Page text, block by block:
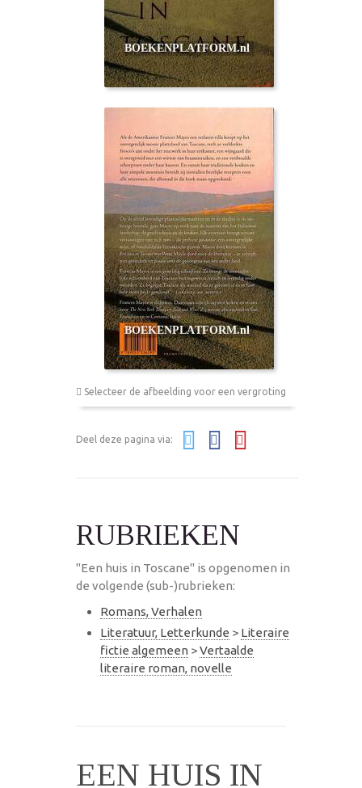
Selecteer de afbeelding voor een vergroting
Deel deze pagina via:
RUBRIEKEN
"Een huis in Toscane" is opgenomen in
de volgende (sub-)rubrieken:
Romans, Verhalen
Literatuur, Letterkunde > Literaire
fictie algemeen >Vertaalde
literaire roman, novelle
EEN HUIS IN